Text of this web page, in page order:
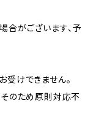
がございます、予
けできません。
そのため原則対応不